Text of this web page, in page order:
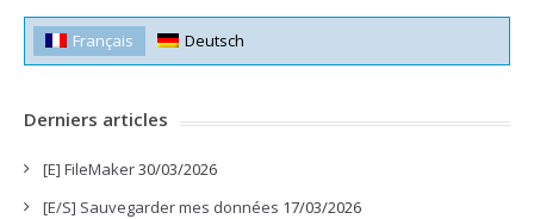
Français Deutsch
Derniers articles
[E] FileMaker30/03/2026
[E/S] Sauvegarder mes données 17/03/2026